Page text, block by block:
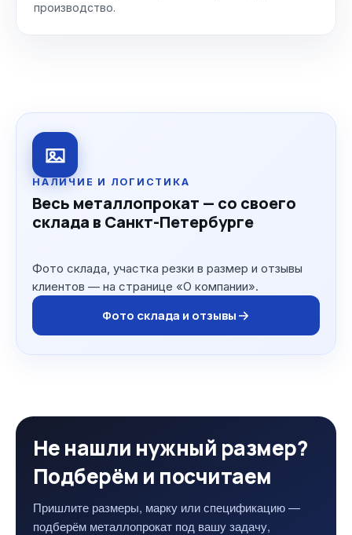
производство.
НАЛИЧИЕ И ЛОГИСТИКА
Весь металлопрокат — со своего
склада в Санкт-Петербурге
Фото склада, участка резки в размер и отзывы
клиентов — на странице «О компании».
Фото склада и отзывы
Не нашли нужный размер?
Подберём и посчитаем
Пришлите размеры, марку или спецификацию —
подберём металлопрокат под вашу задачу,